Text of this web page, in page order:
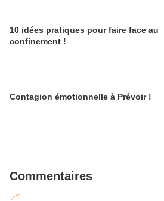
10 idées pratiques pour faire face au
confinement !
Contagion émotionnelle à Prévoir !
Commentaires